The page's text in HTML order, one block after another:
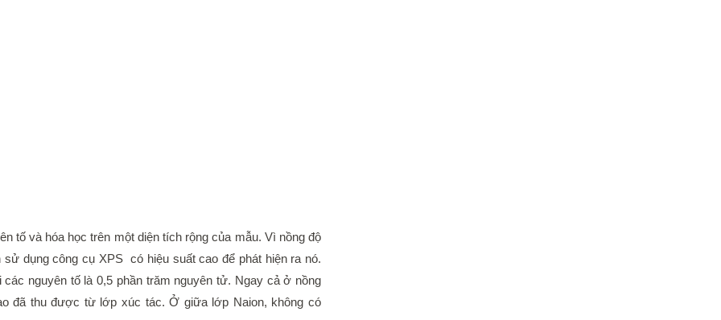
tố và hóa học trên một diện tích rộng của mẫu. Vì nồng độ
dụng công cụ XPS có hiệu suất cao để phát hiện ra nó.
nguyên tố là 0,5 phần trăm nguyên tử. Ngay cả ở nồng
đã thu được từ lớp xúc tác. Ở giữa lớp Naion, không có